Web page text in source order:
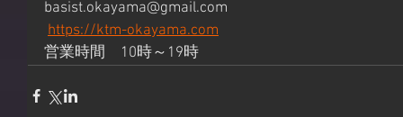
basist.okayama@gmail.com
https://ktm-okayama.com
営業時間　10時～19時